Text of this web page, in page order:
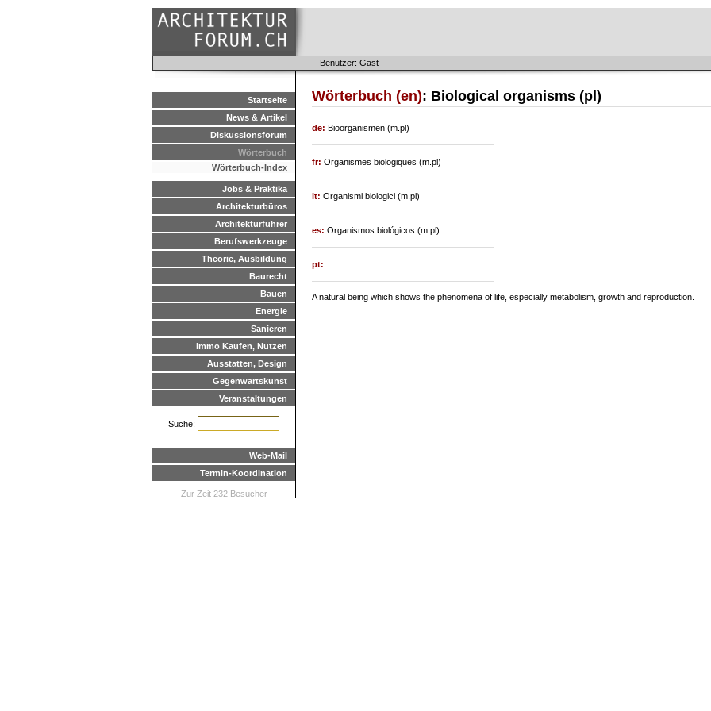
Benutzer: Gast
Startseite
News & Artikel
Diskussionsforum
Wörterbuch
Wörterbuch-Index
Jobs & Praktika
Architekturbüros
Architekturführer
Berufswerkzeuge
Theorie, Ausbildung
Baurecht
Bauen
Energie
Sanieren
Immo Kaufen, Nutzen
Ausstatten, Design
Gegenwartskunst
Veranstaltungen
Suche:
Web-Mail
Termin-Koordination
Zur Zeit 232 Besucher
Wörterbuch (en): Biological organisms (pl)
de: Bioorganismen (m.pl)
fr: Organismes biologiques (m.pl)
it: Organismi biologici (m.pl)
es: Organismos biológicos (m.pl)
pt:
A natural being which shows the phenomena of life, especially metabolism, growth and reproduction.